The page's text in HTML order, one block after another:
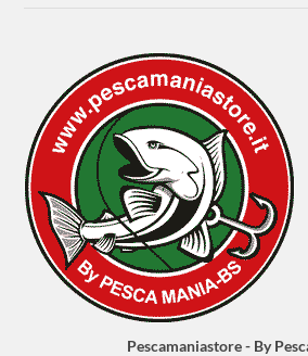
Pescamaniastore - By